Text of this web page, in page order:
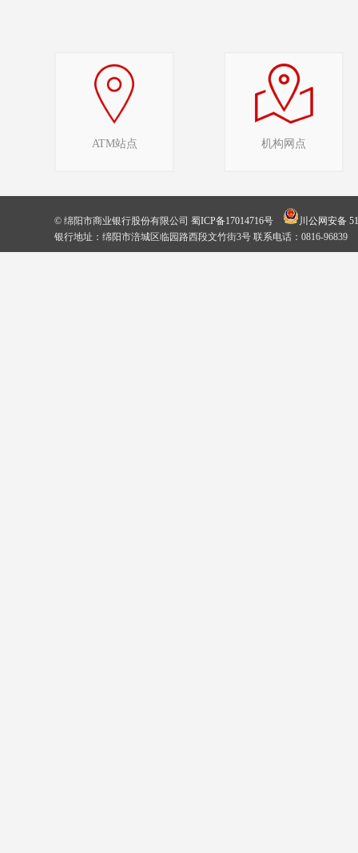
ATM站点 机构网点
© 绵阳市商业银行股份有限公司 蜀ICP备17014716号
川公网安备
银行地址：绵阳市涪城区临园路西段文竹街3号 联系电话：0816-96839